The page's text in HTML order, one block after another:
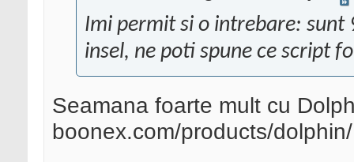
Imi permit si o intrebare: sunt
insel, ne poti spune ce script
Seamana foarte mult cu
boonex.com/products/dolphin/